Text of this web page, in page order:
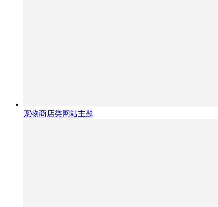
宠物商店类网站主题